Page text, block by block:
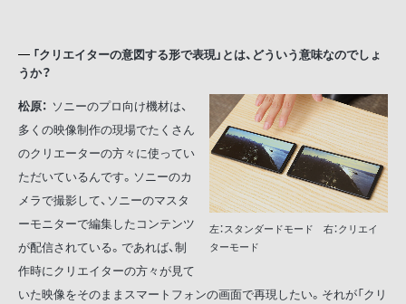
「クリエイターの意図する形で表現」とは、どういう意味なのでしょ
うか？
左：スタンダードモード 右：クリエイ
ターモード
松原： ソニーのプロ向け機材は、
多くの映像制作の現場でたくさん
のクリエーターの方々に使ってい
ただいているんです。ソニーのカ
メラで撮影して、ソニーのマスタ
ーモニターで編集したコンテンツ
が配信されている。であれば、制
作時にクリエイターの方々が見て
いた映像をそのままスマートフォンの画面で再現したい。それが「クリ